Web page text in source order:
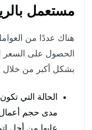
مستعمل
هناك عددًا من
الحصول على السعر
بشكل أكبر من خلال
الحالة التي
مدى حجم أعمال
عليها من أجل